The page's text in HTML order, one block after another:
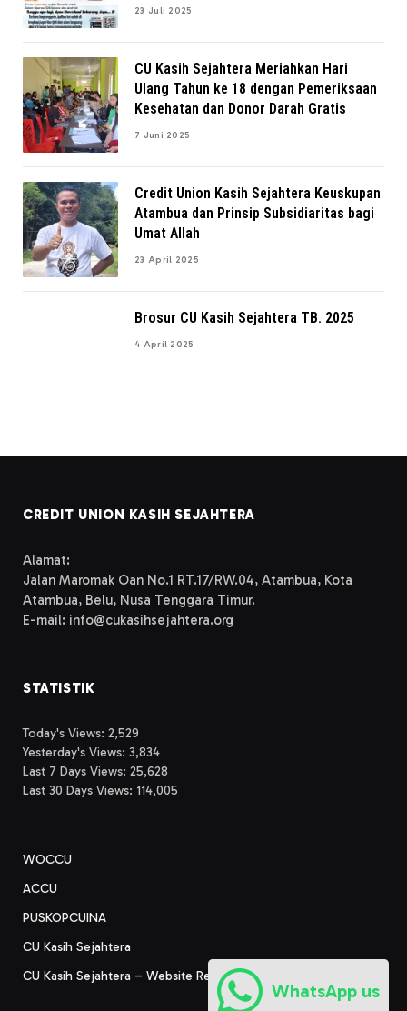
23 Juli 2025
CU Kasih Sejahtera Meriahkan Hari
Ulang Tahun ke 18 dengan Pemeriksaan
Kesehatan dan Donor Darah Gratis
7 Juni 2025
Credit Union Kasih Sejahtera Keuskupan
Atambua dan Prinsip Subsidiaritas bagi
Umat Allah
23 April 2025
Brosur CU Kasih Sejahtera TB. 2025
4 April 2025
CREDIT UNION KASIH SEJAHTERA
Alamat:
Jalan Maromak Oan No.1 RT.17/RW.04, Atambua, Kota
Atambua, Belu, Nusa Tenggara Timur.
E-mail: info@cukasihsejahtera.org
STATISTIK
Today's Views: 2,529
Yesterday's Views: 3,834
Last 7 Days Views: 25,628
Last 30 Days Views: 114,005
WOCCU
ACCU
PUSKOPCUINA
CU Kasih Sejahtera
CU Kasih Sejahtera – Website Resmi
WhatsApp us